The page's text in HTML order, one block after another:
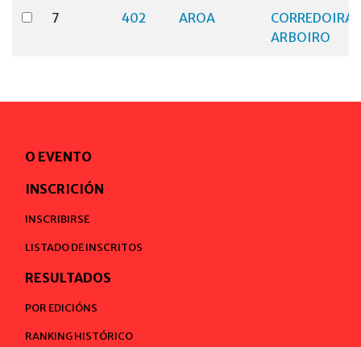
7 402 AROA
CORREDOIRA
ARBOIRO
O EVENTO
INSCRICIÓN
INSCRIBIRSE
LISTADO DE INSCRITOS
RESULTADOS
POR EDICIÓNS
RANKING HISTÓRICO